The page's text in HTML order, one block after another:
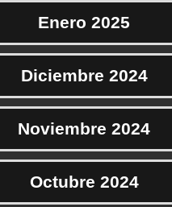
Enero 2025
Diciembre 2024
Noviembre 2024
Octubre 2024